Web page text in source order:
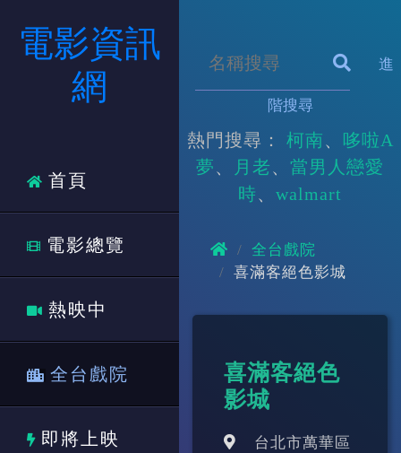
電影資訊
網
首頁
電影總覽
熱映中
全台戲院
即將上映
進
階搜尋
熱門搜尋： 柯南
哆啦A
夢
月老
當男人戀愛
時
walmart
全台戲院
喜滿客絕色影城
喜滿客絕色
影城
台北市萬華區